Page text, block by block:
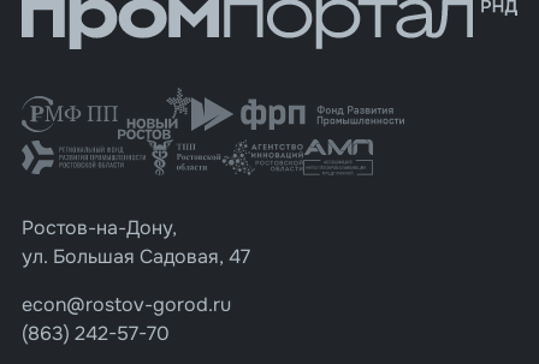
Ростов-на-Дону,
ул. Большая Садовая, 47
econ@rostov-gorod.ru
(863) 242-57-70